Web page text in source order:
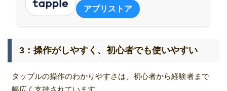
アプリストア
3：操作がしやすく、初心者でも使いやすい
タップルの操作のわかりやすさは、初心者から経験者まで